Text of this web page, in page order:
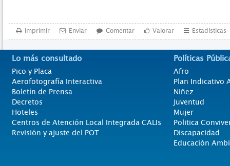
Imprimir Enviar Comentar Valorar Estadísticas
Lo más consultado
Pico y Placa
Aerofotografía Interactiva
Boletín de Prensa
Decretos
Hoteles
Centros de Atención Local Integrada CALIs
Revisión y ajuste del POT
Políticas
Afro
Plan Indicativo
Niñez
Juventud
Mujer
Politica
Discapacidad
Educación